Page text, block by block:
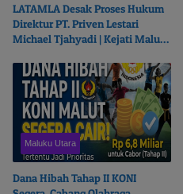
LATAMLA Desak Proses Hukum
Direktur PT. Priven Lestari
Michael Tjahyadi | Kejati Malut
Maluku Utara
Dana Hibah Tahap II KONI